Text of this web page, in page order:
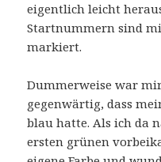
eigentlich leicht
Startnummern sind
markiert.
Dummerweise war
gegenwärtig, dass
blau hatte. Als ich da
ersten grünen